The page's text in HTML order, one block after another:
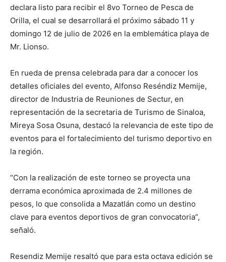
declara listo para recibir el 8vo Torneo de Pesca de
Orilla, el cual se desarrollará el próximo sábado 11 y
domingo 12 de julio de 2026 en la emblemática playa de
Mr. Lionso.
En rueda de prensa celebrada para dar a conocer los
detalles oficiales del evento, Alfonso Reséndiz Memije,
director de Industria de Reuniones de Sectur, en
representación de la secretaria de Turismo de Sinaloa,
Mireya Sosa Osuna, destacó la relevancia de este tipo de
eventos para el fortalecimiento del turismo deportivo en
la región.
“Con la realización de este torneo se proyecta una
derrama económica aproximada de 2.4 millones de
pesos, lo que consolida a Mazatlán como un destino
clave para eventos deportivos de gran convocatoria”,
señaló.
Resendiz Memije resaltó que para esta octava edición se